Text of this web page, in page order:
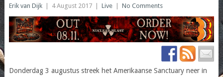
Erik van Dijk 4 August 2017 Live No Comments
Donderdag 3 augustus streek het Amerikaanse Sanctuary neer in